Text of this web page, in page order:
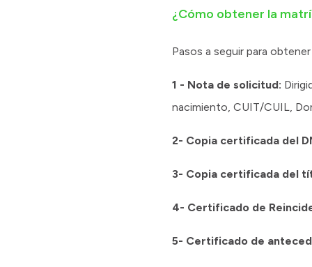
¿Cómo obtener la
Pasos a seguir para
1 - Nota de solicitud:
nacimiento, CUIT/CUIL,
2- Copia certificada del
3- Copia certificada del
4- Certificado de
5- Certificado de